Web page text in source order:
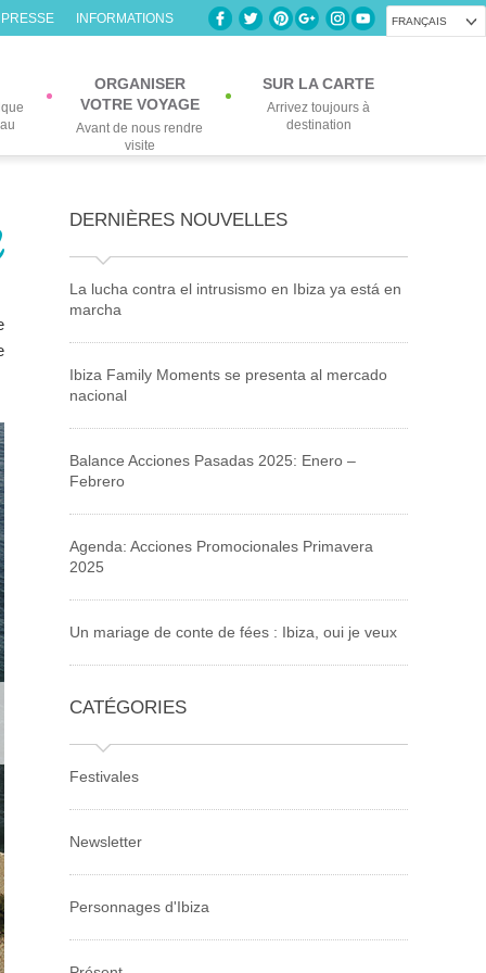
FRANÇAIS
INFORMATIONS
ORGANISER
VOTRE VOYAGE
Avant de nous rendre
visite
SUR LA CARTE
Arrivez toujours à
destination
DERNIÈRES NOUVELLES
La lucha contra el intrusismo en Ibiza ya está en
marcha
Ibiza Family Moments se presenta al mercado
nacional
Balance Acciones Pasadas 2025: Enero –
Febrero
Agenda: Acciones Promocionales Primavera
2025
Un mariage de conte de fées : Ibiza, oui je veux
CATÉGORIES
Festivales
Newsletter
Personnages d'Ibiza